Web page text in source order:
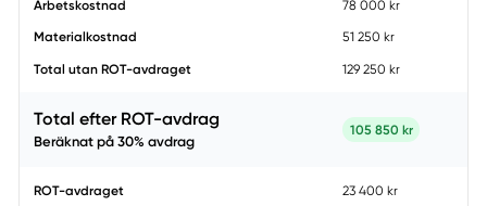
Arbetskostnad 78 000 kr
Materialkostnad 51 250 kr
Total utan ROT-avdraget 129 250 kr
Total efter ROT-avdrag
Beräknat på30% avdrag
105 850 kr
ROT-avdraget
23 400 kr